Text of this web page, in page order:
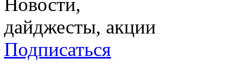
Новости,
дайджесты, акции
Подписаться